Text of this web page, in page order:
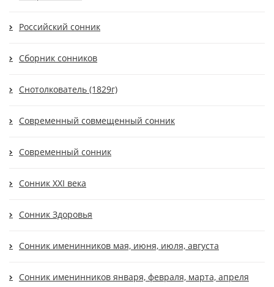
Российский сонник
Сборник сонников
Снотолкователь (1829г)
Современный cовмещенный сонник
Современный сонник
Сонник XXI века
Сонник Здоровья
Сонник именинников мая, июня, июля, августа
Сонник именинников января, февраля, марта, апреля